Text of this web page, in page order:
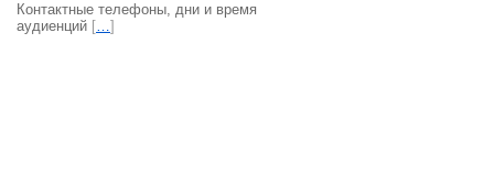
Контактные телефоны, дни и время
аудиенций […]